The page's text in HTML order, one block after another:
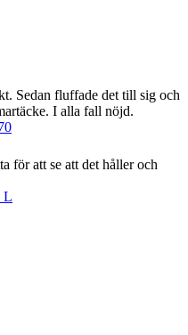
Sedan fluffade det till sig och
I alla fall nöjd.
för att se att det håller och
L